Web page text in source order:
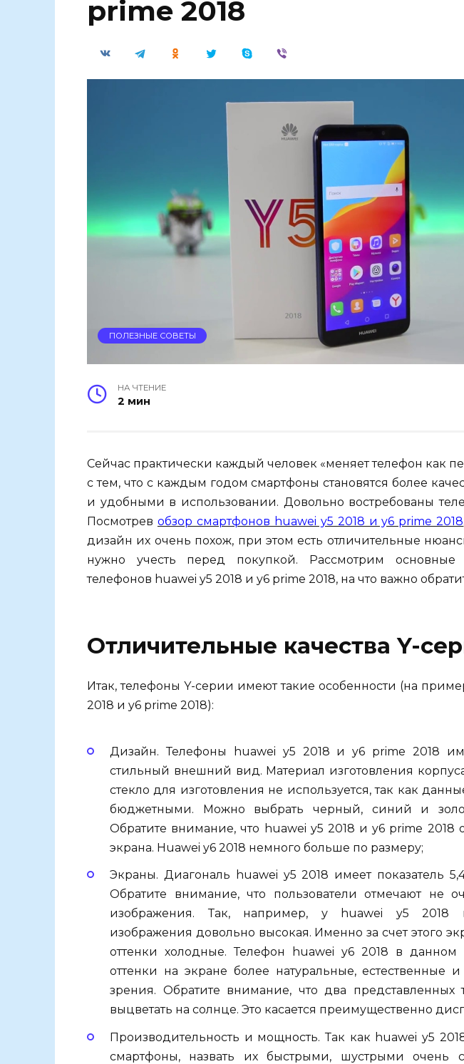
prime 2018
ПОЛЕЗНЫЕ СОВЕТЫ
НА ЧТЕНИЕ
2 мин
Сейчас практически каждый человек «меняет телефон как
с тем, что с каждым годом смартфоны становятся более
и удобными в использовании. Довольно востребованы
Посмотрев обзор смартфонов huawei y5 2018 и y6 prime 2018
дизайн их очень похож, при этом есть отличительные
нужно учесть перед покупкой. Рассмотрим основные
телефонов huawei y5 2018 и y6 prime 2018, на что важно
Отличительные качества Y-
Итак, телефоны Y-серии имеют такие особенности (на
2018 и y6 prime 2018):
Дизайн. Телефоны huawei y5 2018 и y6 prime 2018
стильный внешний вид. Материал изготовления
стекло для изготовления не используется, так как
бюджетными. Можно выбрать черный, синий и
Обратите внимание, что huawei y5 2018 и y6 prime 2018
экрана. Huawei y6 2018 немного больше по размеру;
Экраны. Диагональ huawei y5 2018 имеет показатель
Обратите внимание, что пользователи отмечают не
изображения. Так, например, у huawei y5 2018
изображения довольно высокая. Именно за счет этого
оттенки холодные. Телефон huawei y6 2018 в
оттенки на экране более натуральные, естественные
зрения. Обратите внимание, что два представленных
выцветать на солнце. Это касается преимущественно
Производительность и мощность. Так как huawei y5
смартфоны, назвать их быстрыми, шустрыми очень